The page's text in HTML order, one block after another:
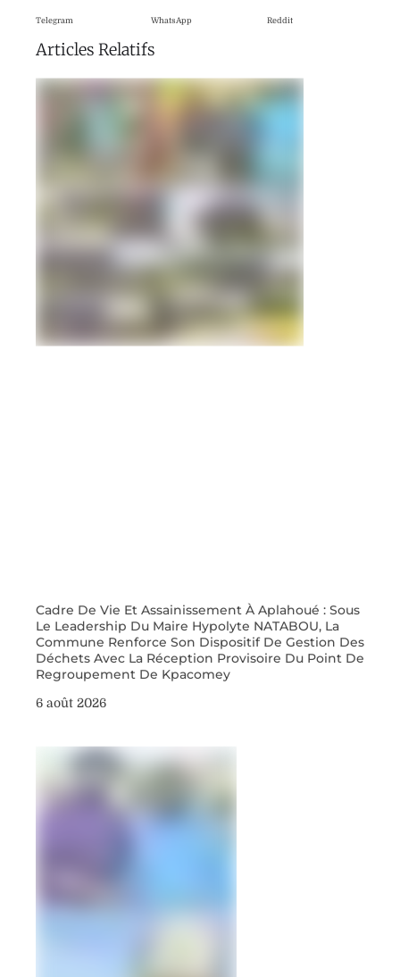
Telegram WhatsApp Reddit
Articles Relatifs
Cadre De Vie Et Assainissement À Aplahoué : Sous
Le Leadership Du Maire Hypolyte NATABOU, La
Commune Renforce Son Dispositif De Gestion Des
Déchets Avec La Réception Provisoire Du Point De
Regroupement De Kpacomey
6 août 2026